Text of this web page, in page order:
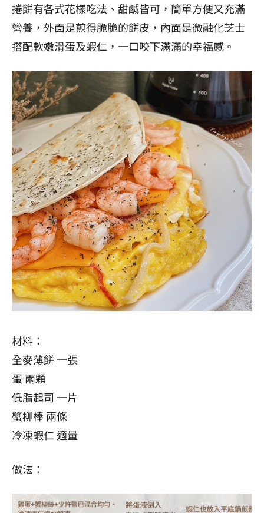
捲餅有各式花樣吃法、甜鹹皆可，簡單方便又充滿
營養，外面是煎得脆脆的餅皮，內面是微融化芝士
搭配軟嫩滑蛋及蝦仁，一口咬下滿滿的幸福感。
材料：
全麥薄餅 一張
蛋 兩顆
低脂起司 一片
蟹柳棒 兩條
冷凍蝦仁 適量
做法：